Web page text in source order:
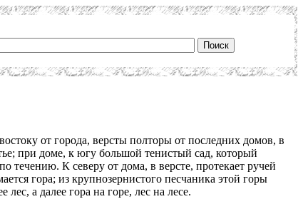
от города, версты полторы от последних домов, в
при доме, к югу большой тенистый сад, который
течению. К северу от дома, в версте, протекает ручей
гора; из крупнозернистого песчаника этой горы
а далее гора на горе, лес на лесе.